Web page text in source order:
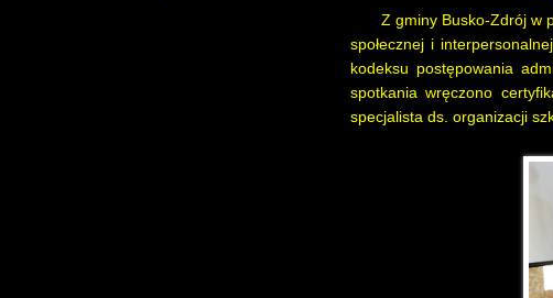
Z gminy Busko-Zdrój w
społecznej i
kodeksu postępowania
spotkania wręczono
specjalista ds. organizacji